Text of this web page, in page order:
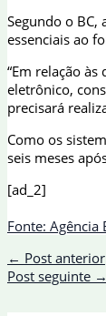
Segundo o
essenciais ao
“Em relação
eletrônico,
precisará
Como os
seis meses
[ad_2]
Fonte: Agência
← Post anterior
Post seguinte →